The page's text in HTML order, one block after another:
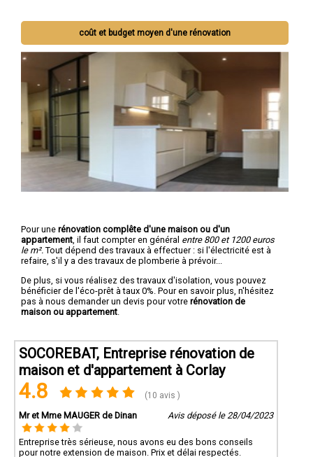
coût et budget moyen d'une rénovation
Pour une rénovation complête d'une maison ou d'un
appartement , il faut compter en général entre 800 et 1200 euros
le m². Tout dépend des travaux à effectuer : si l'électricité est à
refaire, s'il y a des travaux de plomberie à prévoir...
De plus, si vous réalisez des travaux d'isolation, vous pouvez
bénéficier de l'éco-prêt à taux 0%. Pour en savoir plus, n'hésitez
pas à nous demander un devis pour votre rénovation de
maison ou appartement
SOCOREBAT, Entreprise rénovation de
maison et d'appartement à Corlay
4.8 (10 avis )
Mr et Mme MAUGER de Dinan Avis déposé le 28/04/2023
Entreprise très sérieuse, nous avons eu des bons conseils
pour notre extension de maison. Prix et délai respectés.